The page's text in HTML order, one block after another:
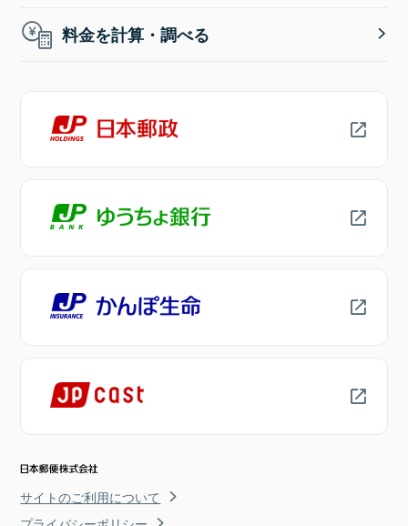
料金を計算・調べる
サイトのご利用について